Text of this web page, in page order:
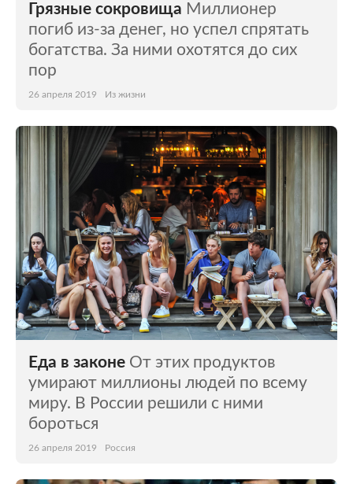
Грязные сокровища Миллионер
погиб из-за денег, но успел спрятать
богатства. За ними охотятся до сих
пор
26 апреля 2019 Из жизни
Еда в законе От этих продуктов
умирают миллионы людей по всему
миру. В России решили с ними
бороться
26 апреля 2019 Россия